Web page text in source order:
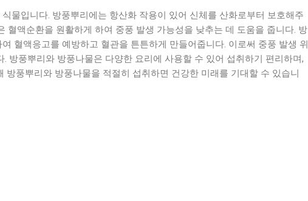
물입니다. 방풍뿌리에는 항산화 작용이 있어 신체를 산화로부터 보호해주
혈액순환을 원활하게 하여 중풍 발생 가능성을 낮추는 데 도움을 줍니다. 방
혈액응고를 예방하고 혈관을 튼튼하게 만들어줍니다. 이로써 중풍 발생 위
방풍뿌리와 방풍나물은 다양한 요리에 사용할 수 있어 섭취하기 편리하며,
방풍뿌리와 방풍나물을 적절히 섭취하면 건강한 미래를 기대할 수 있습니